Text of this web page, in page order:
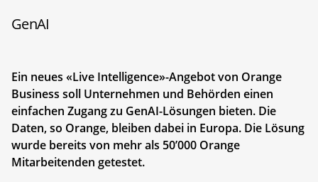
GenAI
Ein neues «Live Intelligence»-Angebot von Orange
Business soll Unternehmen und Behörden einen
einfachen Zugang zu GenAI-Lösungen bieten. Die
Daten, so Orange, bleiben dabei in Europa. Die Lösung
wurde bereits von mehr als 50’000 Orange
Mitarbeitenden getestet.